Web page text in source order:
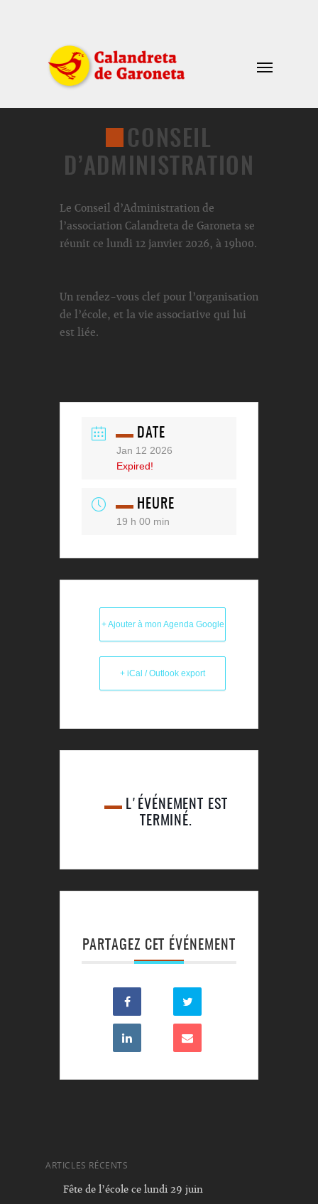
CONSEIL
D’ADMINISTRATION
Le Conseil d’Administration de
l’association Calandreta de Garoneta se
réunit ce lundi 12 janvier 2026, à 19h00.
Un rendez-vous clef pour l’organisation
de l’école, et la vie associative qui lui
est liée.
DATE
Jan 12 2026
Expired!
HEURE
19 h 00 min
+ Ajouter à mon Agenda Google
+ iCal / Outlook export
L'ÉVÉNEMENT EST
TERMINÉ.
PARTAGEZ CET ÉVÉNEMENT
ARTICLES RÉCENTS
Fête de l’école ce lundi 29 juin